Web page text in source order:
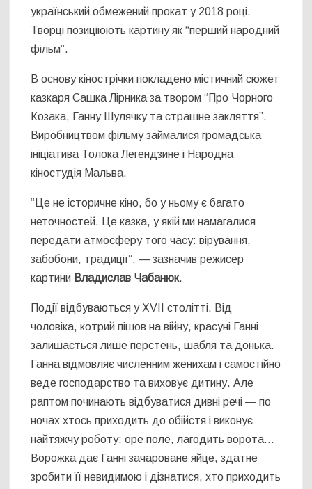
український обмежений прокат у 2018 році.
Творці позиціюють картину як “перший народний
фільм”.
В основу кінострічки покладено містичний сюжет
казкаря Сашка Лірника за твором “Про Чорного
Козака, Ганну Шулячку та страшне закляття”.
Виробництвом фільму займалися громадська
ініціатива Толока Легендзине і Народна
кіностудія Мальва.
“Це не історичне кіно, бо у ньому є багато
неточностей. Це казка, у якій ми намагалися
передати атмосферу того часу: вірування,
забобони, традиції”, — зазначив режисер
картини Владислав Чабанюк.
Події відбуваються у ХVII столітті. Від
чоловіка, котрий пішов на війну, красуні Ганні
залишається лише перстень, шабля та донька.
Ганна відмовляє численним женихам і самостійно
веде господарство та виховує дитину. Але
раптом починають відбуватися дивні речі — по
ночах хтось приходить до обійстя і виконує
найтяжчу роботу: оре поле, лагодить ворота…
Ворожка дає Ганні зачароване яйце, здатне
зробити її невидимою і дізнатися, хто приходить